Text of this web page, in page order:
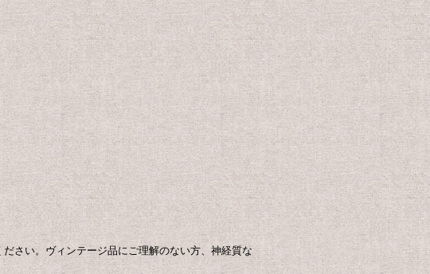
さい。ヴィンテージ品にご理解のない方、神経質な